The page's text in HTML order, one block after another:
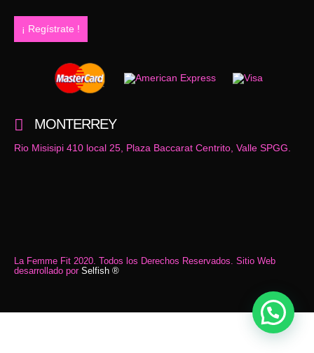
MONTERREY
Rio Misisipi 410 local 25, Plaza Baccarat Centrito, Valle SPGG.
La Femme Fit 2020. Todos los Derechos Reservados. Sitio Web
desarrollado por Selfish ®